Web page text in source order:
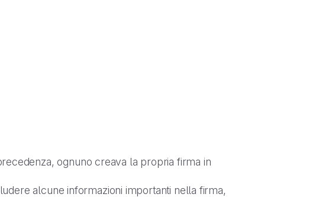
ognuno creava la propria firma in
alcune informazioni importanti nella firma,